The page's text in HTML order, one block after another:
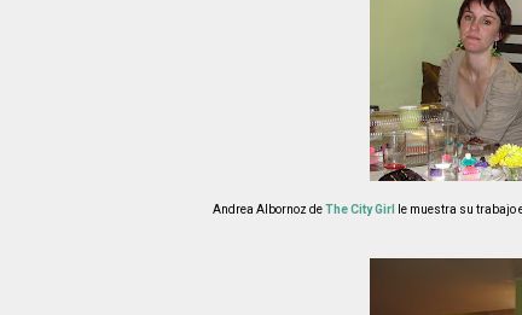
Andrea Albornoz deThe City Girl le muestra su trabajo